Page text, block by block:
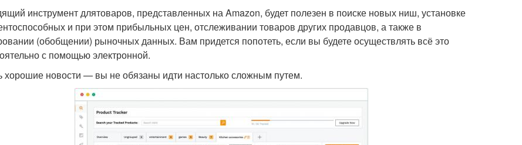
инструмент длятоваров, представленных на Amazon, будет полезен в поиске новых ниш, установке
и при этом прибыльных цен, отслеживании товаров других продавцов, а также в
(обобщении) рыночных данных. Вам придется попотеть, если вы будете осуществлять всё это
с помощью электронной.
хорошие новости — вы не обязаны идти настолько сложным путем.